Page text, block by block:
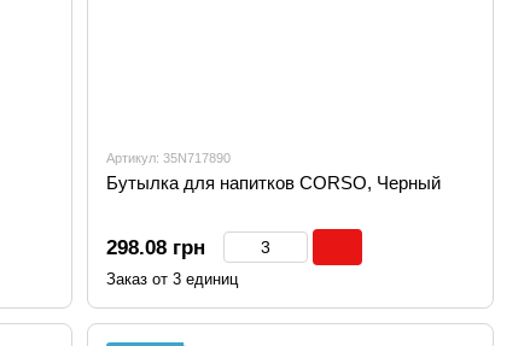
Артикул: 35N717890
Бутылка для напитков CORSO, Черный
298.08 грн
Заказ от 3 единиц